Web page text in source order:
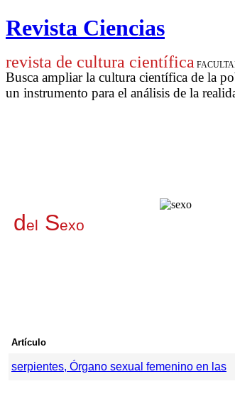
Revista Ciencias
revista de cultura científica
Busca ampliar la cultura científica de la
un instrumento para el análisis de la
del Sexo
Artículo
serpientes, Órgano sexual femenino en las